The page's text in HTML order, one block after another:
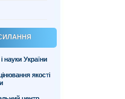
науки України
якості